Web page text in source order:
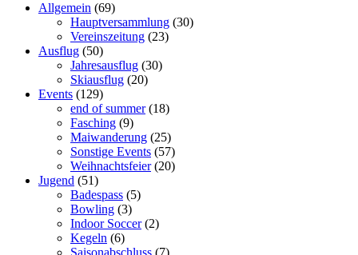
Allgemein (69)
Hauptversammlung (30)
Vereinszeitung (23)
Ausflug (50)
Jahresausflug (30)
Skiausflug (20)
Events (129)
end of summer(18)
Fasching (9)
Maiwanderung (25)
Sonstige Events (57)
Weihnachtsfeier(20)
Jugend (51)
Badespass (5)
Bowling (3)
Indoor Soccer(2)
Kegeln (6)
Saisonabschluss (7)